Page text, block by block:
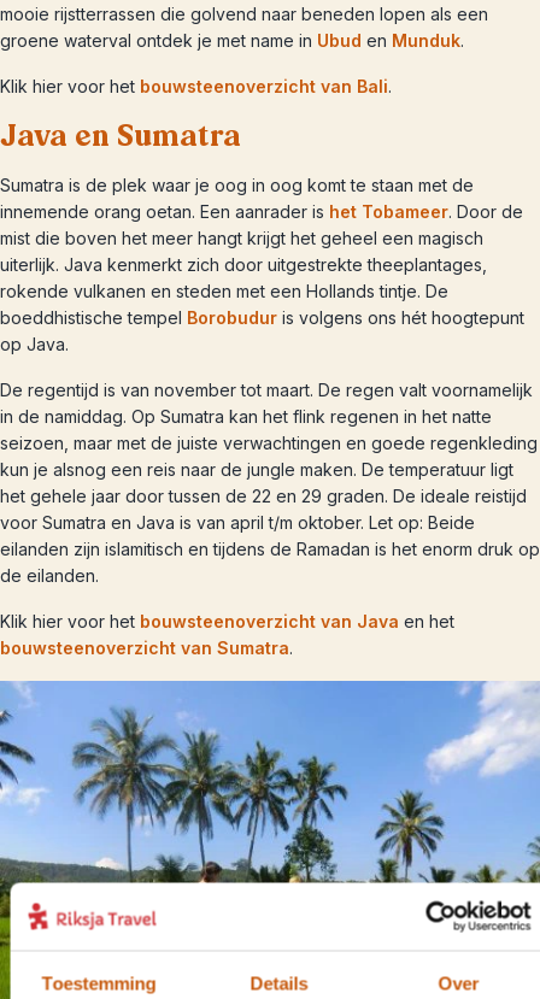
Toestemming Details Over
mooie rijstterrassen die golvend naar beneden lopen als een
groene waterval ontdek je met name in Ubud en Munduk.
Klik hier voor het bouwsteenoverzicht van Bali.
Java en Sumatra
Sumatra is de plek waar je oog in oog komt te staan met de
innemende orang oetan. Een aanrader is het Tobameer. Door de
mist die boven het meer hangt krijgt het geheel een magisch
uiterlijk. Java kenmerkt zich door uitgestrekte theeplantages,
rokende vulkanen en steden met een Hollands tintje. De
boeddhistische tempel Borobudur is volgens ons hét hoogtepunt
op Java.
De regentijd is van november tot maart. De regen valt voornamelijk
in de namiddag. Op Sumatra kan het flink regenen in het natte
seizoen, maar met de juiste verwachtingen en goede regenkleding
kun je alsnog een reis naar de jungle maken. De temperatuur ligt
het gehele jaar door tussen de 22 en 29 graden. De ideale reistijd
voor Sumatra en Java is van april t/m oktober. Let op: Beide
eilanden zijn islamitisch en tijdens de Ramadan is het enorm druk op
de eilanden.
Klik hier voor het bouwsteenoverzicht van Java en het
bouwsteenoverzicht van Sumatra.